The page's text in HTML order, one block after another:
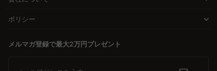
Q. 縦型の爪とぎと横型の爪とぎ、どちらが良いのでしょう
A. 縦型の爪とぎは、猫が立ち上がって背伸びをしながら爪を研ぐの
て使うタイプで、くつろぎスペースを兼ねることができ、子猫やシ
「品質が良いものは高い」「安価なものはすぐ壊れる」といった悩
ポリシー
メルマガ登録で最大2万円プレゼント